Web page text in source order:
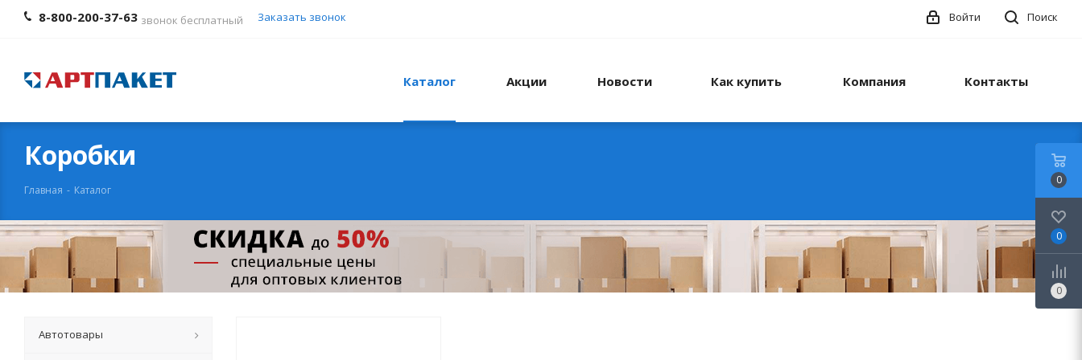
8-800-200-37-63 звонок бесплатный Заказать звонок Поиск
Войти
Каталог Акции Новости Как купить Компания Контакты
Коробки
Главная - Каталог
Автотовары
0
0
0